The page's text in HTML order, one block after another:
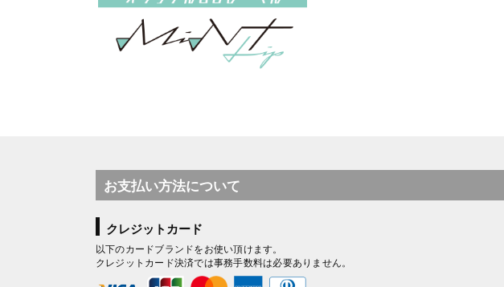
お支払い方法について
クレジットカード
以下のカードブランドをお使い頂けます。
クレジットカード決済では事務手数料は必要ありません。